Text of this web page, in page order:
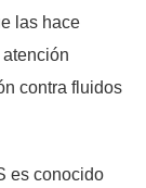
las hace
contra fluidos
es conocido